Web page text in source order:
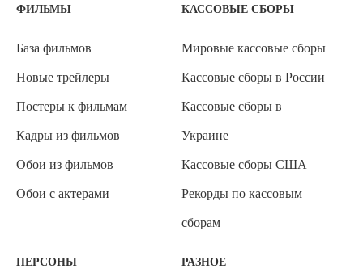
ФИЛЬМЫ
База фильмов
Новые трейлеры
Постеры к фильмам
Кадры из фильмов
Обои из фильмов
Обои с актерами
КАССОВЫЕ СБОРЫ
Мировые кассовые сборы
Кассовые сборы в России
Кассовые сборы в
Украине
Кассовые сборы США
Рекорды по кассовым
сборам
ПЕРСОНЫ РАЗНОЕ